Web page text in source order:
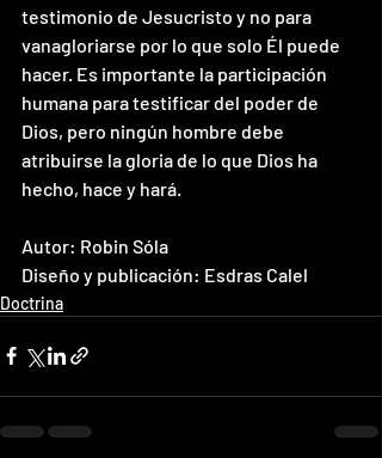
testimonio de Jesucristo y no para
vanagloriarse por lo que solo Él puede
hacer. Es importante la participación
humana para testificar del poder de
Dios, pero ningún hombre debe
atribuirse la gloria de lo que Dios ha
hecho, hace y hará.
Autor: Robin Sóla
Diseño y publicación: Esdras Calel
Doctrina